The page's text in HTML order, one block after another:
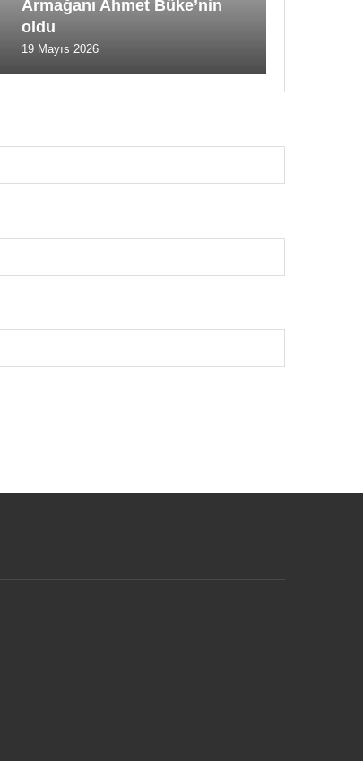
Armağanı Ahmet Büke’nin
oldu
19 Mayıs 2026